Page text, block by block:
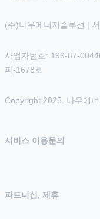
(주)나우에너지솔루션 |
사업자번호: 199-87-
파-1678호
Copyright 2025. 나우에
서비스 이용문의
파트너십, 제휴